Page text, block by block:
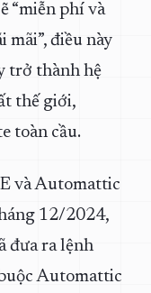
“miễn phí và
mãi”, điều này
trở thành hệ
thế giới,
toàn cầu.
và Automattic
12/2024,
đưa ra lệnh
Automattic